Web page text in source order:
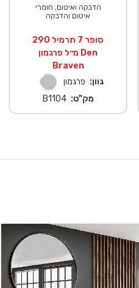
הדבקה ואיטום, חומרי
איטום והדבקה
סופר 7 תרמיל 290
מ״ל פרגמון Den
Braven
גוון: פרגמון
מק"ט:B1104